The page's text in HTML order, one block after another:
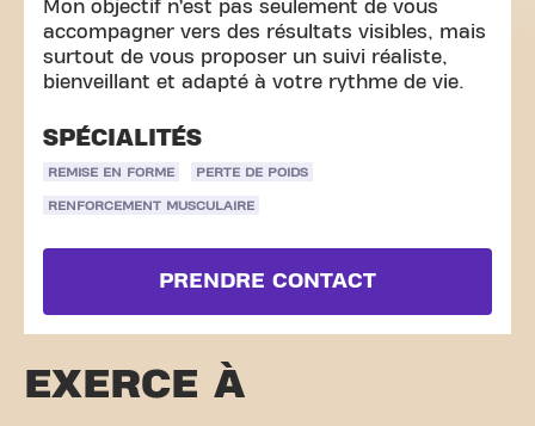
Mon objectif n’est pas seulement de vous
accompagner vers des résultats visibles, mais
surtout de vous proposer un suivi réaliste,
bienveillant et adapté à votre rythme de vie.
SPÉCIALITÉS
REMISE EN FORME PERTE DE POIDS
RENFORCEMENT MUSCULAIRE
PRENDRE CONTACT
EXERCE À